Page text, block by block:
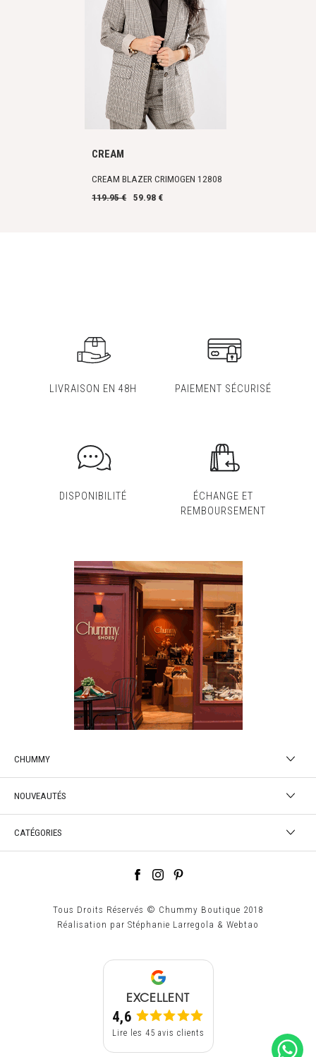
CREAM
CREAM BLAZER CRIMOGEN 12808
119.95 €
59.98 €
LIVRAISON EN 48H PAIEMENT SÉCURISÉ
DISPONIBILITÉ
ÉCHANGE ET
REMBOURSEMENT
CHUMMY
NOUVEAUTÉS
CATÉGORIES
Tous Droits Réservés © Chummy Boutique 2018
Réalisation par Stéphanie Larregola & Webtao
EXCELLENT
4,6
Lire les 45 avis clients